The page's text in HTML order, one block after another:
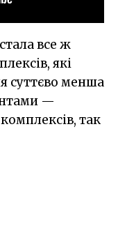
все ж
які
суттєво менша
—
так